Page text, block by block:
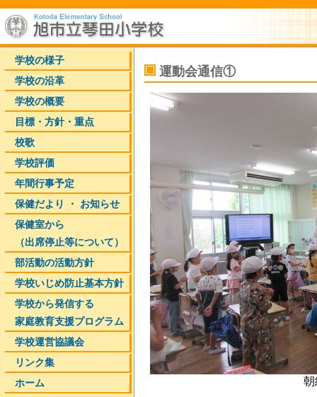
学校の様子
学校の沿革
学校の概要
目標・方針・重点
校歌
学校評価
年間行事予定
保健だより ・ お知らせ
保健室から
（出席停止等について）
部活動の活動方針
学校いじめ防止基本方針
学校から発信する
家庭教育支援プログラム
学校運営協議会
リンク集
ホーム
運動会通信①
朝